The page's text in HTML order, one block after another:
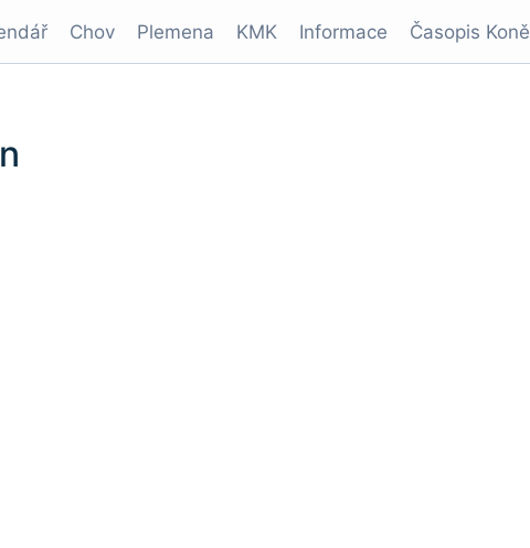
Chov Plemena KMK Informace Časopis Koně